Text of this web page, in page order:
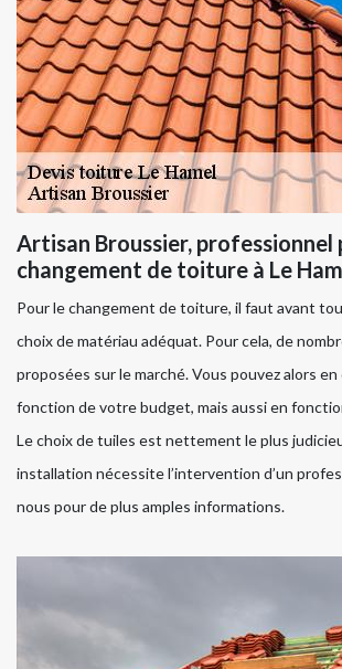
Artisan Broussier, professionnel
changement de toiture à Le
Pour le changement de toiture, il faut avant
choix de matériau adéquat. Pour cela, de
proposées sur le marché. Vous pouvez alors en
fonction de votre budget, mais aussi en
Le choix de tuiles est nettement le plus
installation nécessite l’intervention d’un
nous pour de plus amples informations.